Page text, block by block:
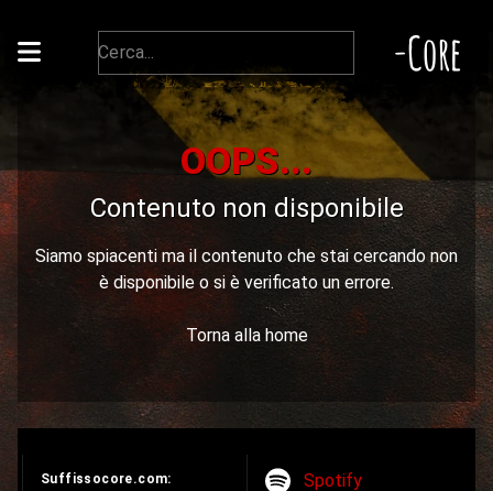
-Core
OOPS...
Contenuto non disponibile
Siamo spiacenti ma il contenuto che stai cercando non
è disponibile o si è verificato un errore.
Torna alla home
Suffissocore.com:
Spotify